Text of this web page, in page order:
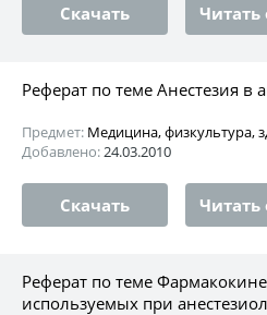
Скачать Читать
Реферат по теме Анестезия в
Предмет: Медицина, физкультура,
Добавлено:24.03.2010
Скачать Читать
Реферат по теме
используемых при